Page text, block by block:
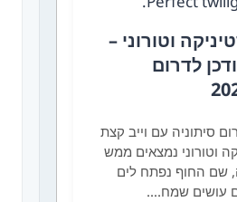
וטורוני –
לדרום
סיתוניה עם וייב קצת
וטורוני נמצאים ממש
שם החוף נפתח לים
עושים שמח.…